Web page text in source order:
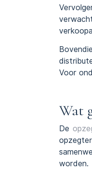
Voor
Wat
De
worden.